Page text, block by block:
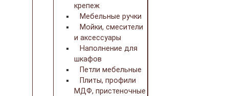
крепеж
Мебельные ручки
Мойки, смесители
и аксессуары
Наполнение для
шкафов
Петли мебельные
Плиты, профили
МДФ, пристеночные